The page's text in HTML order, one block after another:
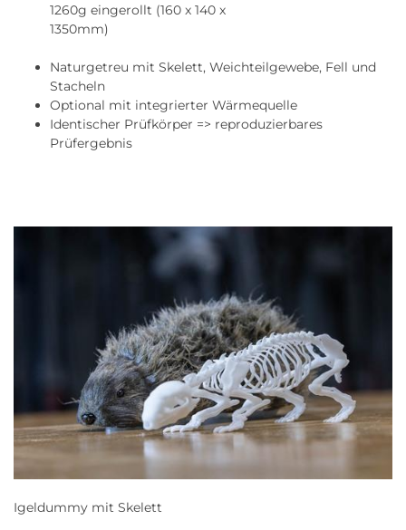
1260g eingerollt (160 x 140 x
1350mm)
Naturgetreu mit Skelett, Weichteilgewebe, Fell und
Stacheln
Optional mit integrierter Wärmequelle
Identischer Prüfkörper => reproduzierbares
Prüfergebnis
Igeldummy mit Skelett